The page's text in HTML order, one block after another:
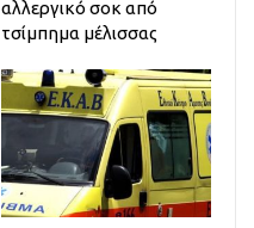
αλλεργικό σοκ από
τσίμπημα μέλισσας